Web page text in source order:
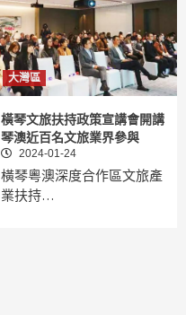
大灣區
橫琴文旅扶持政策宣講會開講
琴澳近百名文旅業界參與
2024-01-24
橫琴粵澳深度合作區文旅產
業扶持…